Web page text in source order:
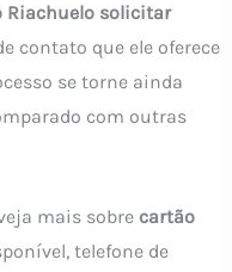
Riachuelo solicitar
contato que ele oferece
se torne ainda
com outras
mais sobre cartão
telefone de